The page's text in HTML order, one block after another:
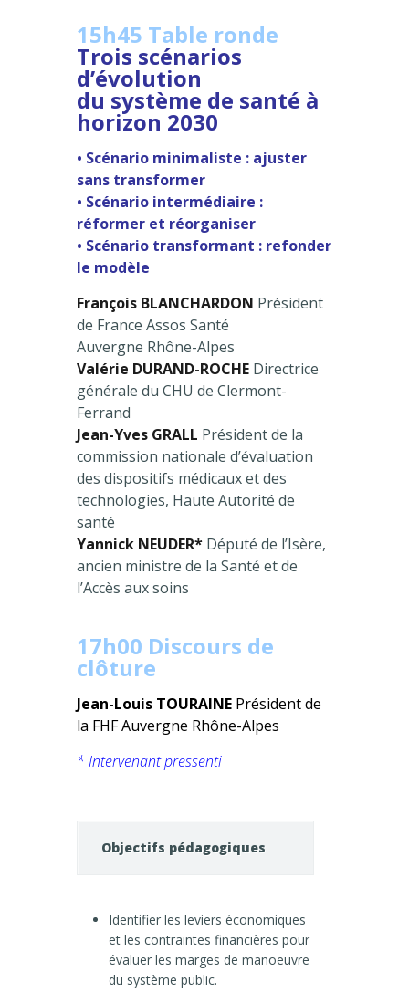
15h45 Table ronde
Trois scénarios
d’évolution
du système de santé à
horizon 2030
• Scénario minimaliste : ajuster
sans transformer
• Scénario intermédiaire :
réformer et réorganiser
• Scénario transformant : refonder
le modèle
François BLANCHARDON Président
de France Assos Santé
Auvergne Rhône-Alpes
Valérie DURAND-ROCHE Directrice
générale du CHU de Clermont-
Ferrand
Jean-Yves GRALL Président de la
commission nationale d’évaluation
des dispositifs médicaux et des
technologies, Haute Autorité de
santé
Yannick NEUDER* Député de l’Isère,
ancien ministre de la Santé et de
l’Accès aux soins
17h00 Discours de
clôture
Jean-Louis TOURAINE Président de
la FHF Auvergne Rhône-Alpes
* Intervenant pressenti
Objectifs pédagogiques
Identifier les leviers économiques
et les contraintes financières pour
évaluer les marges de manoeuvre
du système public.